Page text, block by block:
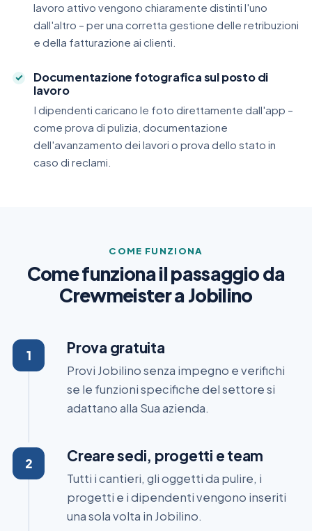
lavoro attivo vengono chiaramente distinti l'uno
dall'altro – per una corretta gestione delle retribuzioni
e della fatturazione ai clienti.
Documentazione fotografica sul posto di
lavoro
I dipendenti caricano le foto direttamente dall'app –
come prova di pulizia, documentazione
dell'avanzamento dei lavori o prova dello stato in
caso di reclami.
COME FUNZIONA
Come funziona il passaggio da
Crewmeister a Jobilino
Prova gratuita
Provi Jobilino senza impegno e verifichi
se le funzioni specifiche del settore si
adattano alla Sua azienda.
Creare sedi, progetti e team
Tutti i cantieri, gli oggetti da pulire, i
progetti e i dipendenti vengono inseriti
una sola volta in Jobilino.